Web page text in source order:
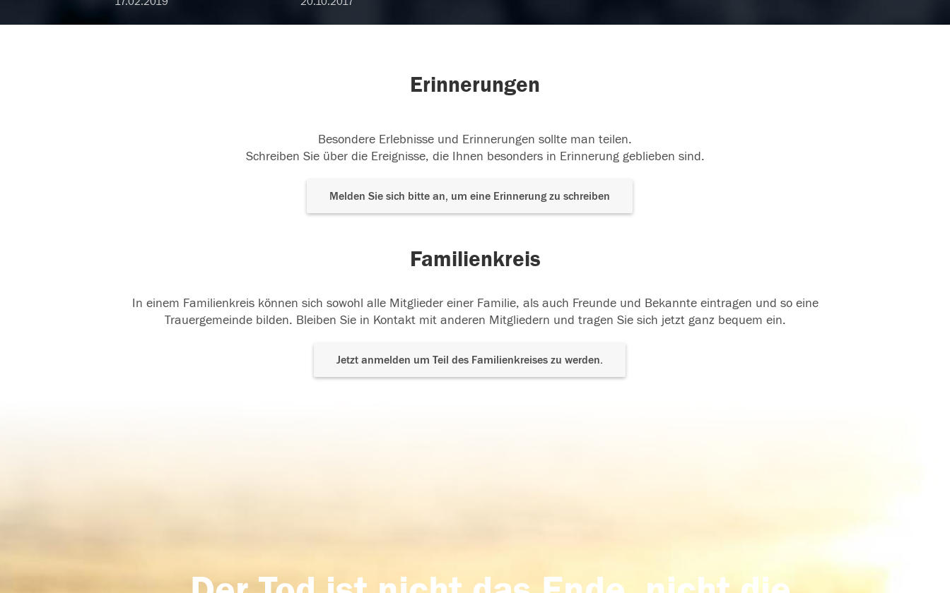
Erinnerungen
Besondere Erlebnisse und Erinnerungen sollte man teilen.
Schreiben Sie über die Ereignisse, die Ihnen besonders in Erinnerung geblieben sind.
Melden Sie sich bitte an, um eine Erinnerung zu schreiben
Familienkreis
In einem Familienkreis können sich sowohl alle Mitglieder einer Familie, als auch Freunde und Bekannte eintragen und so eine
Trauergemeinde bilden. Bleiben Sie in Kontakt mit anderen Mitgliedern und tragen Sie sich jetzt ganz bequem ein.
Jetzt anmelden um Teil des Familienkreises zu werden.